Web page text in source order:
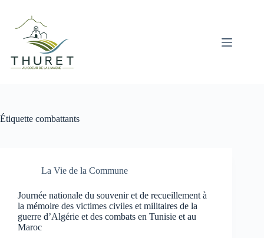
contenu
Étiquette combattants
La Vie de la Commune
Journée nationale du souvenir et de recueillement à
la mémoire des victimes civiles et militaires de la
guerre d’Algérie et des combats en Tunisie et au
Maroc